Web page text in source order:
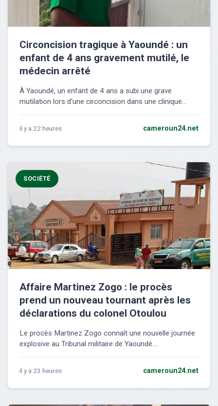
Circoncision tragique à Yaoundé : un
enfant de 4 ans gravement mutilé, le
médecin arrêté
À Yaoundé, un enfant de 4 ans a subi une grave
mutilation lors d'une circoncision dans une clinique...
il y a 22 heures cameroun24.net
SOCIÉTÉ
Affaire Martinez Zogo : le procès
prend un nouveau tournant après les
déclarations du colonel Otoulou
Le procès Martinez Zogo connaît une nouvelle journée
explosive au Tribunal militaire de Yaoundé....
il y a 23 heures cameroun24.net